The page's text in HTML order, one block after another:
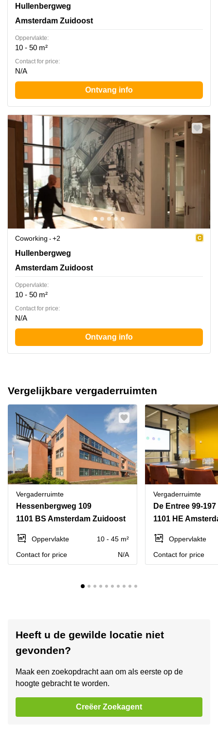
Hullenbergweg 413, Amsterdam Zuidoost
Hullenbergweg
Amsterdam Zuidoost
Oppervlakte:
10 - 50 m²
Contact for price:
N/A
Ontvang info
Coworking
+2
Hullenbergweg 413, Amsterdam Zuidoost
Hullenbergweg
Amsterdam Zuidoost
Oppervlakte:
10 - 50 m²
Contact for price:
N/A
Ontvang info
Vergelijkbare vergaderruimten
Vergaderruimte
Hessenbergweg 109
1101 BS Amsterdam Zuidoost
Oppervlakte
10 - 45 m²
Contact for price
N/A
Vergaderruimte
De Entree 99-197
1101 HE
Oppervlakte
Contact for price
Heeft u de gewilde locatie niet
gevonden?
Maak een zoekopdracht aan om als eerste op de
hoogte gebracht te worden.
Creëer Zoekagent